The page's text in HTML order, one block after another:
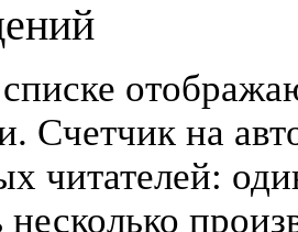
Счетчик на
читателей:
несколько